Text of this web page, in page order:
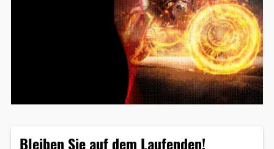
Bleiben Sie auf dem Laufenden!